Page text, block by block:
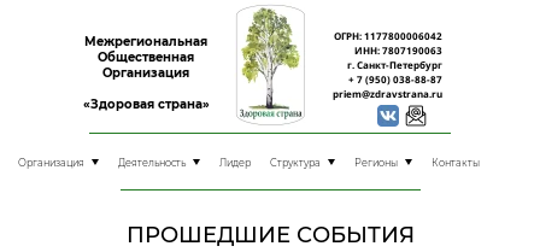
Межрегиональная
Общественная
Организация
«Здоровая страна»
ОГРН: 1177800006042
ИНН: 7807190063
г. Санкт-Петербург
+ 7 (950) 038-88-87
priem@zdravstrana.ru
Организация Деятельность Лидер Структура Регионы Контакты
ПРОШЕДШИЕ СОБЫТИЯ